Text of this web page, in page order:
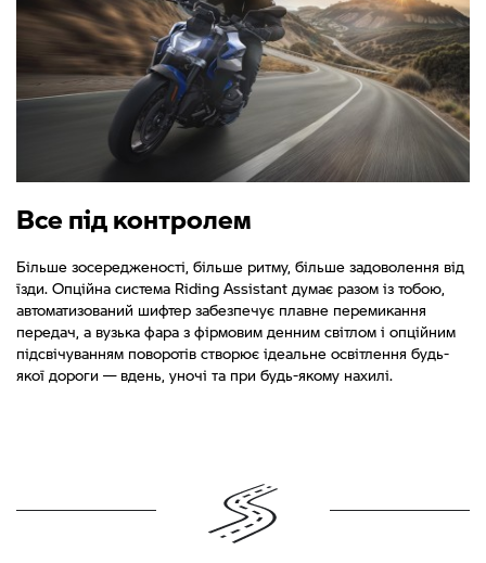
Все під контролем
Більше зосередженості, більше ритму, більше задоволення від
їзди. Опційна система Riding Assistant думає разом із тобою,
автоматизований шифтер забезпечує плавне перемикання
передач, а вузька фара з фірмовим денним світлом і опційним
підсвічуванням поворотів створює ідеальне освітлення будь-
якої дороги — вдень, уночі та при будь-якому нахилі.